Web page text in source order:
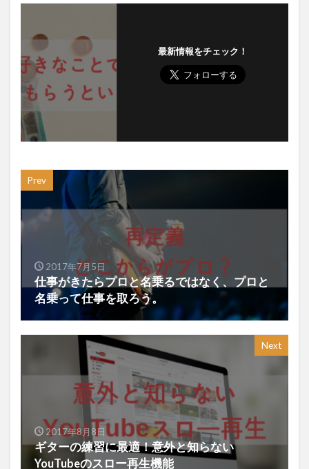
最新情報をチェック！
Prev
2017年7月5日
仕事がきたらプロと名乗るではなく、プロと
名乗って仕事を取ろう。
Next
2017年8月8日
ギターの練習に最適！意外と知らない
YouTubeのスロー再生機能